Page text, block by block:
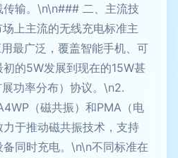
传输。\n\n### 二、主流技
上主流的无线充电标准主
用最广泛，覆盖智能手机、可
的5W发展到现在的15W甚
功率分布）协议。\n2.
（磁共振）和PMA（电
于推动磁共振技术，支持
同时充电。\n\n不同标准在